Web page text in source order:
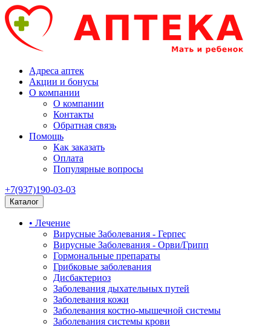
Адреса аптек
Акции и бонусы
О компании
О компании
Контакты
Обратная связь
Помощь
Как заказать
Оплата
Популярные вопросы
+7(937)190-03-03
Каталог
• Лечение
Вирусные Заболевания - Герпес
Вирусные Заболевания - Орви/Грипп
Гормональные препараты
Грибковые заболевания
Дисбактериоз
Заболевания дыхательных путей
Заболевания кожи
Заболевания костно-мышечной системы
Заболевания системы крови